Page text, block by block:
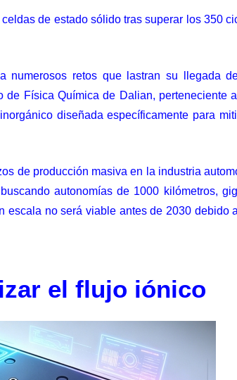
de estado sólido tras superar los 350
retos que lastran su llegada
Física Química de Dalian, perteneciente
diseñada específicamente para
de producción masiva en la industria
buscando autonomías de 1000 kilómetros,
escala no será viable antes de 2030 debido
el flujo iónico